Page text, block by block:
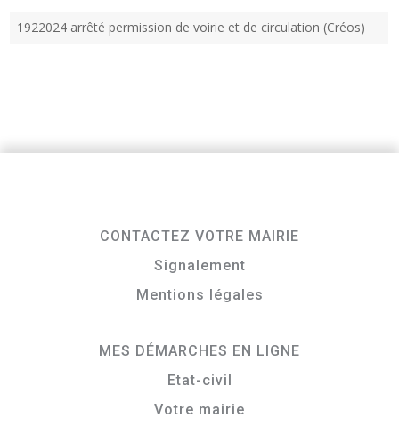
1922024 arrêté permission de voirie et de circulation (Créos)
CONTACTEZ VOTRE MAIRIE
Signalement
Mentions légales
MES DÉMARCHES EN LIGNE
Etat-civil
Votre mairie